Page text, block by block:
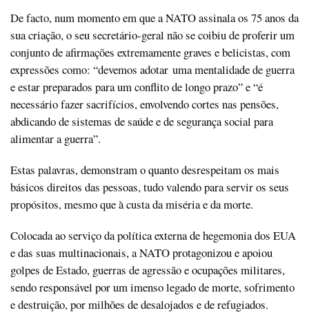
De facto, num momento em que a NATO assinala os 75 anos da
sua criação, o seu secretário-geral não se coibiu de proferir um
conjunto de afirmações extremamente graves e belicistas, com
expressões como: “devemos adotar uma mentalidade de guerra
e estar preparados para um conflito de longo prazo” e “é
necessário fazer sacrifícios, envolvendo cortes nas pensões,
abdicando de sistemas de saúde e de segurança social para
alimentar a guerra”.
Estas palavras, demonstram o quanto desrespeitam os mais
básicos direitos das pessoas, tudo valendo para servir os seus
propósitos, mesmo que à custa da miséria e da morte.
Colocada ao serviço da política externa de hegemonia dos EUA
e das suas multinacionais, a NATO protagonizou e apoiou
golpes de Estado, guerras de agressão e ocupações militares,
sendo responsável por um imenso legado de morte, sofrimento
e destruição, por milhões de desalojados e de refugiados.